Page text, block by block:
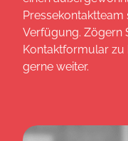
Verfügung. Zögern
Kontaktformular zu
gerne weiter.